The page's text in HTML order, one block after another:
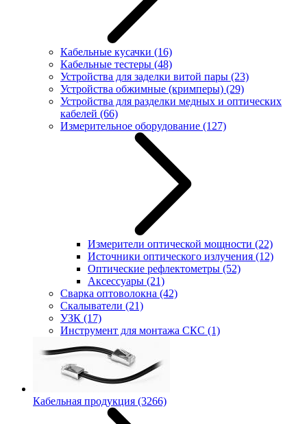
Кабельные кусачки (16)
Кабельные тестеры (48)
Устройства для заделки витой пары (23)
Устройства обжимные (кримперы) (29)
Устройства для разделки медных и оптических
кабелей (66)
Измерительное оборудование (127)
Измерители оптической мощности (22)
Источники оптического излучения (12)
Оптические рефлектометры (52)
Аксессуары (21)
Сварка оптоволокна (42)
Скалыватели (21)
УЗК (17)
Инструмент для монтажа СКС (1)
Кабельная продукция (3266)